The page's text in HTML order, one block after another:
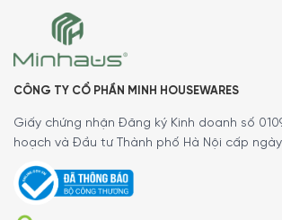
khoảng65 dB
khi sử dụng ở mức công suất tiêu chuẩn.
công suất tăng cường, độ ồn tăng lên
ra ngoài) và 76 dB(hút tuần hoàn).
CÔNG TY CỔ PHẦN MINH HOUSEWARES
Giấy chứng nhận Đăng ký Kinh doanh số
hoạch và Đầu tư Thành phố Hà Nội cấp